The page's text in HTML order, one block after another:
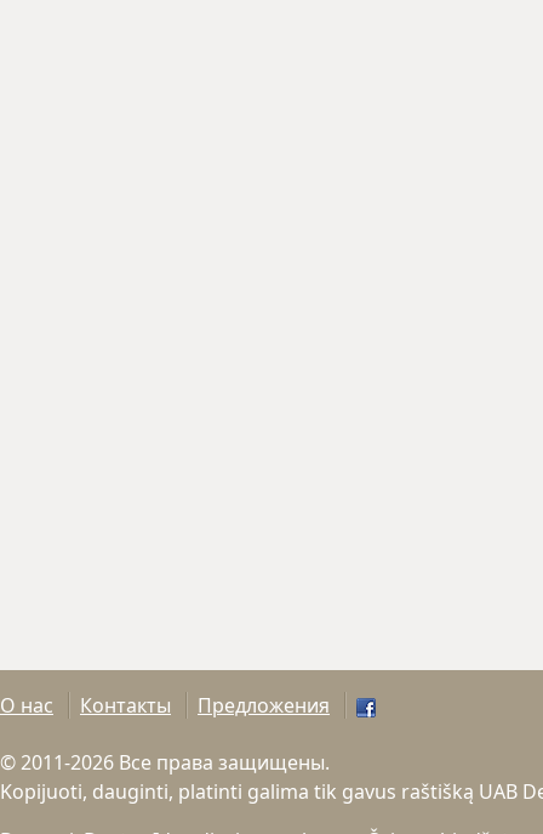
О нас Контакты Предложения
© 2011-2026 Все права защищены.
Kopijuoti, dauginti, platinti galima tik gavus raštišką UAB